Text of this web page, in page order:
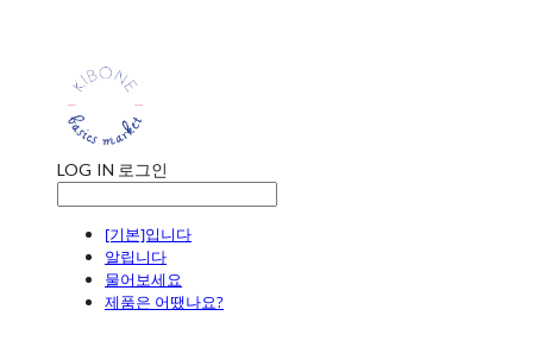
LOG IN 로그인
[기본]입니다
알립니다
물어보세요
제품은 어땠나요?